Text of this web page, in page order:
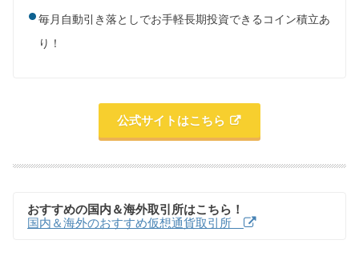
毎月自動引き落としでお手軽長期投資できるコイン積立あ
り！
公式サイトはこちら
おすすめの国内＆海外取引所はこちら！
国内＆海外のおすすめ仮想通貨取引所